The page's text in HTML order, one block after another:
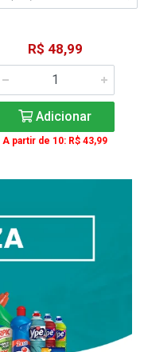
R$ 48,99
Adicionar
A partir de 10: R$ 43,99